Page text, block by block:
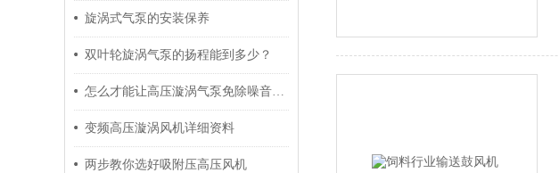
旋涡式气泵的安装保养
双叶轮旋涡气泵的扬程能到多少？
怎么才能让高压漩涡气泵免除噪音的干扰？
变频高压漩涡风机详细资料
两步教你选好吸附压高压风机